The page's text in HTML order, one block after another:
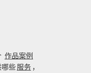
作品案例
些服务 ，